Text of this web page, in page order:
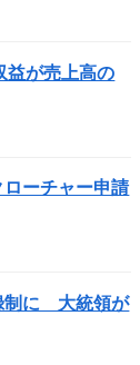
益が売上高の
ーチャー申請
制に 大統領が